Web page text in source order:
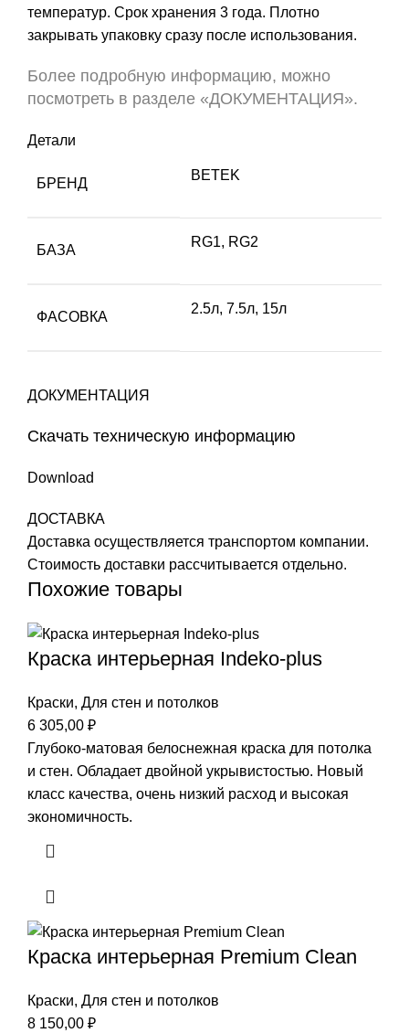
температур. Срок хранения 3 года. Плотно
закрывать упаковку сразу после использования.
Более подробную информацию, можно
посмотреть в разделе «ДОКУМЕНТАЦИЯ».
Детали
БРЕНД
BETEK
БАЗА
RG1, RG2
ФАСОВКА
2.5л, 7.5л, 15л
ДОКУМЕНТАЦИЯ
Скачать техническую информацию
Download
ДОСТАВКА
Доставка осуществляется транспортом компании.
Стоимость доставки рассчитывается отдельно.
Похожие товары
Краска интерьерная Indeko-plus
Краски, Для стен и потолков
6 305,00 ₽
Глубоко-матовая белоснежная краска для потолка
и стен. Обладает двойной укрывистостью. Новый
класс качества, очень низкий расход и высокая
экономичность.
Краска интерьерная Premium Clean
Краски, Для стен и потолков
8 150,00 ₽